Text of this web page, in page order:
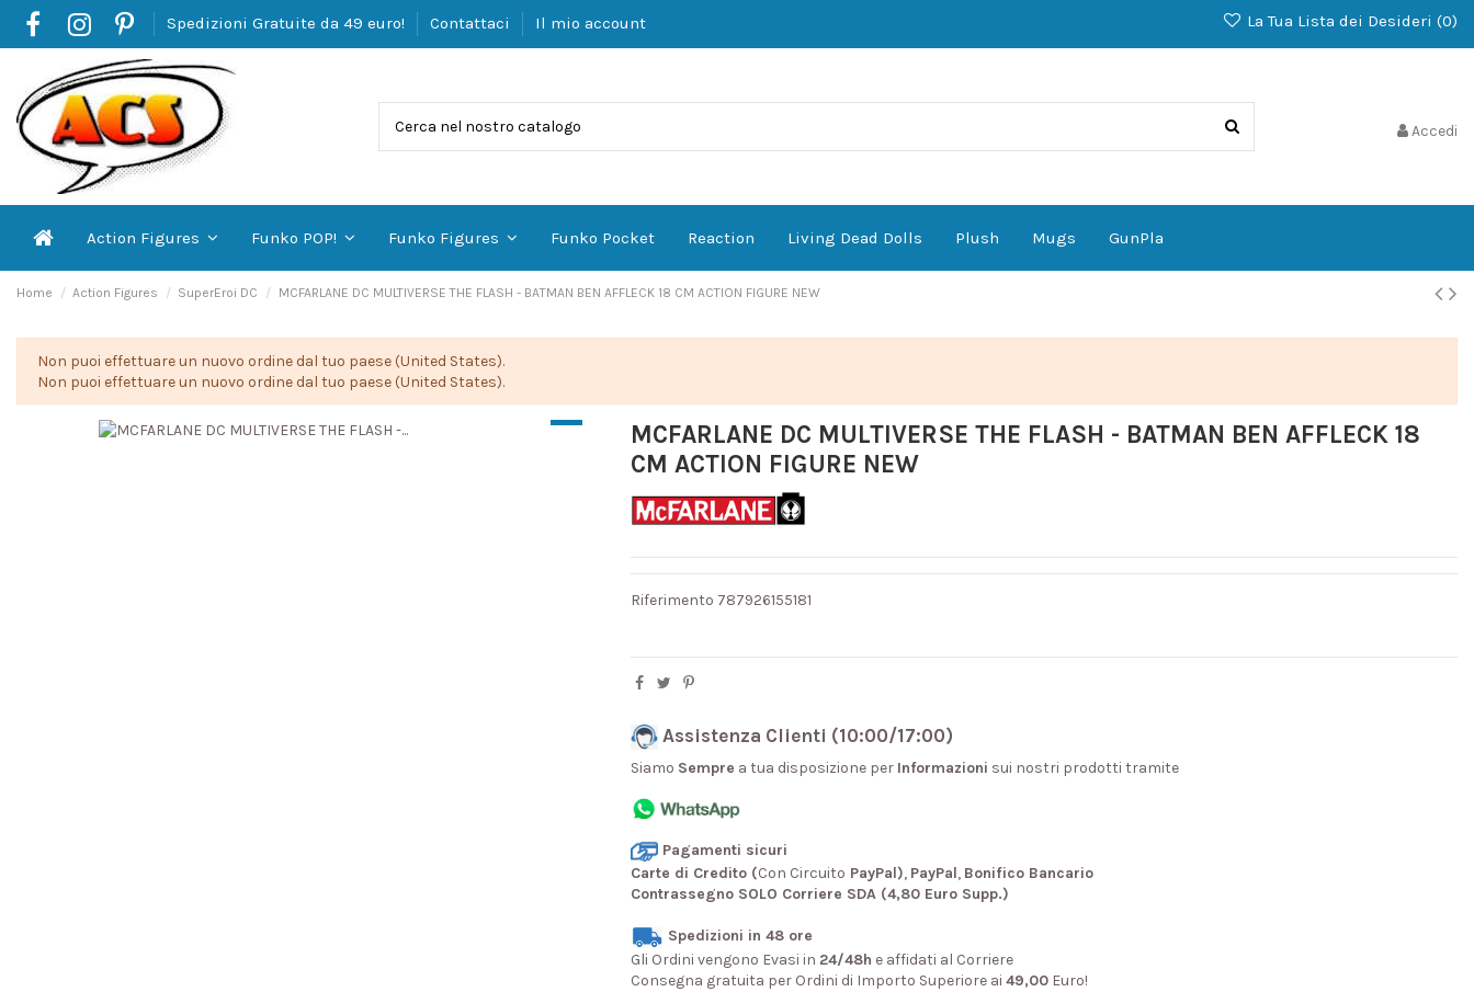
Spedizioni Gratuite da 49 euro! Contattaci Il mio account La Tua Lista dei Desideri (0)
Accedi
Action Figures Funko POP! Funko Figures Funko Pocket Reaction Living Dead Dolls Plush Mugs GunPla
Home Action Figures SuperEroi DC MCFARLANE DC MULTIVERSE THE FLASH - BATMAN BEN AFFLECK 18 CM ACTION FIGURE NEW
Non puoi effettuare un nuovo ordine dal tuo paese (United States).
Non puoi effettuare un nuovo ordine dal tuo paese (United States).
MCFARLANE DC MULTIVERSE THE FLASH - BATMAN BEN AFFLECK 18
CM ACTION FIGURE NEW
Riferimento 787926155181
Assistenza Clienti (10:00/17:00)
Siamo Sempre a tua disposizione per Informazioni sui nostri prodotti tramite
Pagamenti sicuri
Carte di Credito (Con Circuito PayPal), PayPal, Bonifico Bancario
Contrassegno SOLO Corriere SDA (4,80 Euro Supp.)
Spedizioni in 48 ore
Gli Ordini vengono Evasi in 24/48h e affidati al Corriere
Consegna gratuita per Ordini di Importo Superiore ai 49,00 Euro!